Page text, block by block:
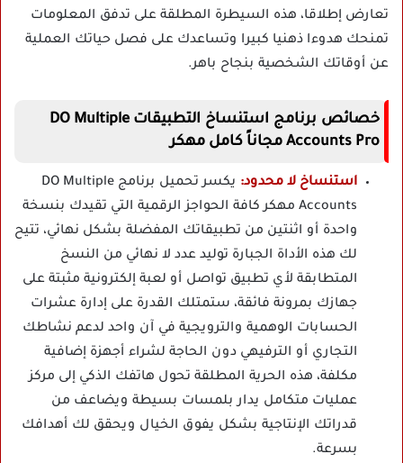
تعارض إطلاقا، هذه السيطرة المطلقة على تدفق المعلومات
تمنحك هدوءا ذهنيا كبيرا وتساعدك على فصل حياتك العملية
عن أوقاتك الشخصية بنجاح باهر.
خصائص برنامج استنساخ التطبيقات DO Multiple
Accounts Pro مجاناً كامل مهكر
استنساخ لا محدود:
يكسر تحميل برنامج DO Multiple
Accounts مهكر كافة الحواجز الرقمية التي تقيدك بنسخة
واحدة أو اثنتين من تطبيقاتك المفضلة بشكل نهائي، تتيح
لك هذه الأداة الجبارة توليد عدد لا نهائي من النسخ
المتطابقة لأي تطبيق تواصل أو لعبة إلكترونية مثبتة على
جهازك بمرونة فائقة، ستمتلك القدرة على إدارة عشرات
الحسابات الوهمية والترويجية في آن واحد لدعم نشاطك
التجاري أو الترفيهي دون الحاجة لشراء أجهزة إضافية
مكلفة، هذه الحرية المطلقة تحول هاتفك الذكي إلى مركز
عمليات متكامل يدار بلمسات بسيطة ويضاعف من
قدراتك الإنتاجية بشكل يفوق الخيال ويحقق لك أهدافك
بسرعة.